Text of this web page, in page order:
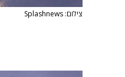
צילום: Splashnews